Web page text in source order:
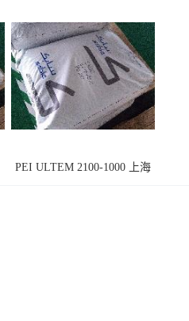
PEI ULTEM 2100-1000 上海